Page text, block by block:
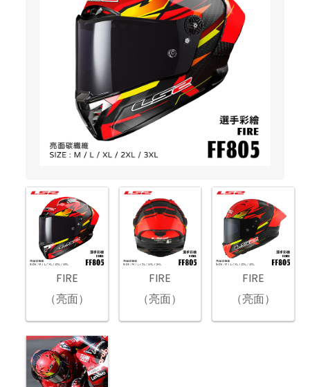
FIRE
（亮面）
FIRE
（亮面）
FIRE
（亮面）